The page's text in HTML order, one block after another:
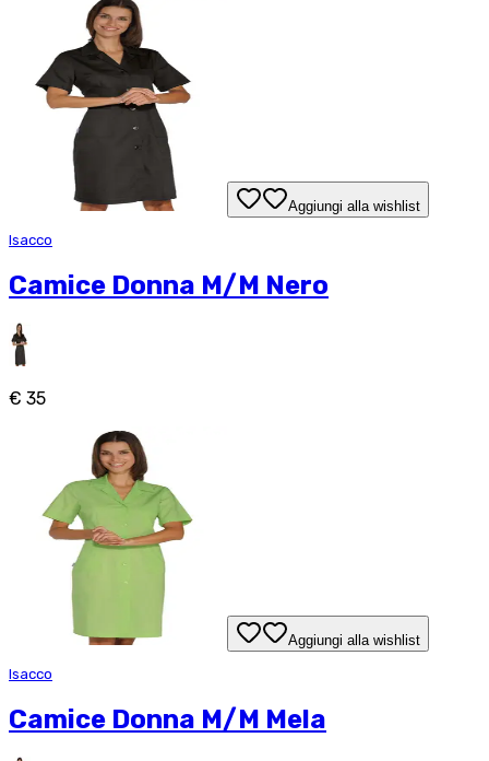
Aggiungi alla wishlist
Isacco
Camice Donna M/M Nero
€ 35
Aggiungi alla wishlist
Isacco
Camice Donna M/M Mela